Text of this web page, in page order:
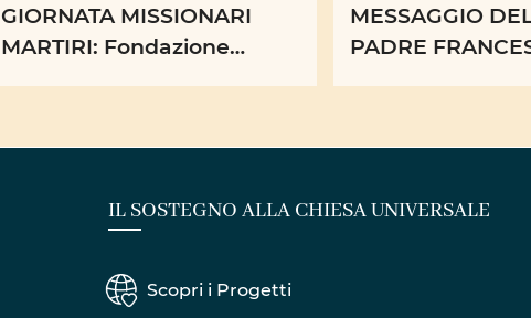
GIORNATA MISSIONARI
MARTIRI: Fondazione
MESSAGGIO
PADRE
IL SOSTEGNO ALLA CHIESA UNIVERSALE
Scopri i Progetti